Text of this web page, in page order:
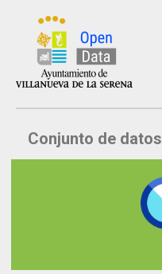
Inicio
Datos
Conjunto de datos